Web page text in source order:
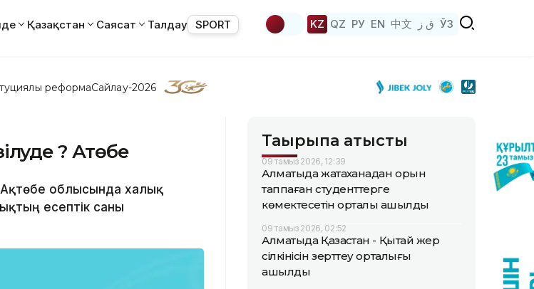
Қазақстан Саясат Талдау SPORT KZ QZ РУ EN 中文 ق ز ЎЗ
реформаСайлау-2026
? Ақтөбе
Ақтөбе облысында халық
есептік саны
Тақырыпқа қатысты
09 тамыз 2026, 12:39
Алматыда жатақханадан орын
таппаған студенттерге
көмектесетін орталық ашылды
09 тамыз 2026, 02:52
Алматыда Қазақстан - Қытай жер
сілкінісін зерттеу орталығы
ашылды